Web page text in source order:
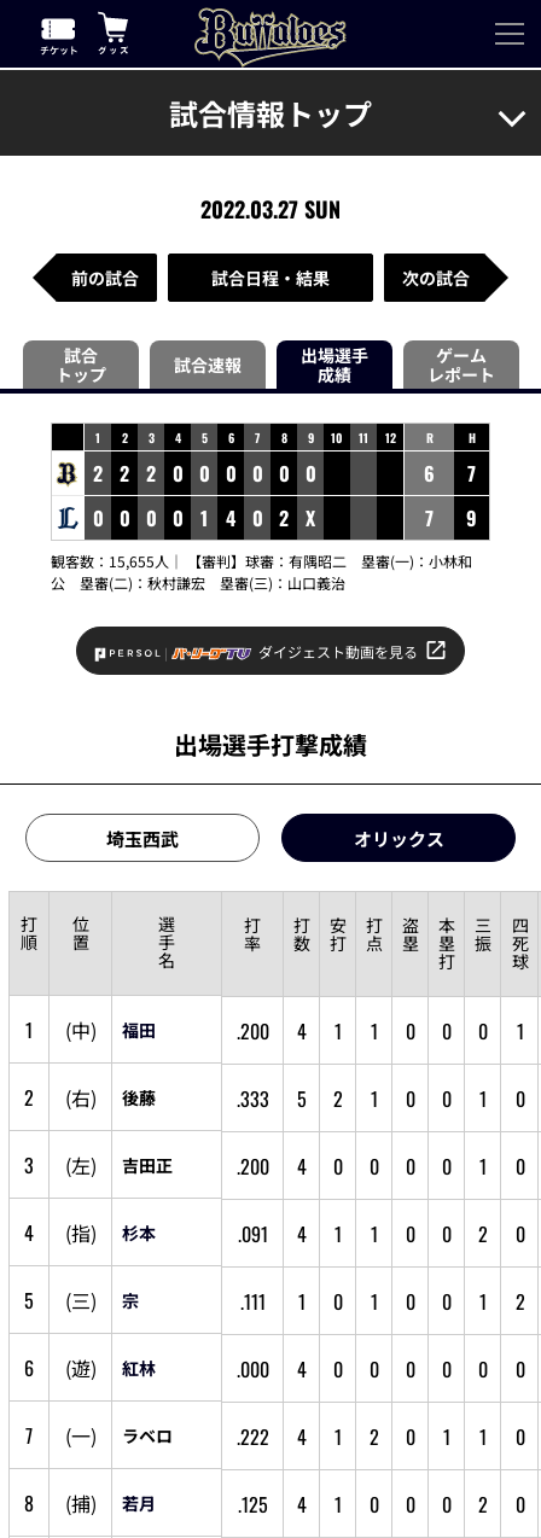
試合情報トップ
2022.03.27 SUN
前の試合 試合日程・結果 次の試合
試合
トップ
試合速報
出場選手
成績
ゲーム
レポート
1 2 3 4 5 6 7 8 9 10 11 12
2 2 2 0 0 0 0 0 0
0 0 0 0 1 4 0 2 X
R H
6
7
7
9
観客数：15,655人｜ 【審判】球審： 有隅昭二 塁審(一)： 小林和
公 塁審(二)： 秋村謙宏 塁審(三)： 山口義治
ダイジェスト動画を見る
出場選手打撃成績
埼玉西武 オリックス
打
順
位
置
選
手
名
打
率
打
数
安
打
打
点
盗
塁
本
塁
打
三
振
四
死
球
1 (中) 福田 .200 4 1 1 0 0 0 1
2 (右) 後藤 .333 5 2 1 0 0 1 0
3 (左) 吉田正 .200 4 0 0 0 0 1 0
4 (指) 杉本 .091 4 1 1 0 0 2 0
5 (三) 宗 .111 1 0 1 0 0 1 2
6 (遊) 紅林 .000 4 0 0 0 0 0 0
7 (一) ラベロ .222 4 1 2 0 1 1 0
8 (捕) 若月 .125 4 1 0 0 0 2 0